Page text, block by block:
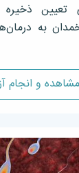
تعیین
و انجام